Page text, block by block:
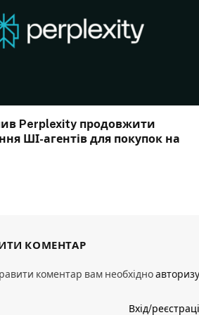
Perplexity продовжити
ШІ-агентів для покупок на
КОМЕНТАР
коментар вам необхідно
Вхід/